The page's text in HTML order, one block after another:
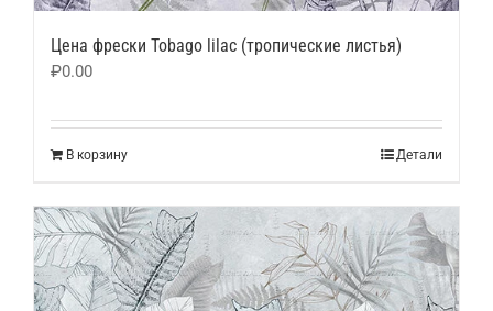
Цена фрески Tobago lilac (тропические листья)
₽0.00
В корзину Детали